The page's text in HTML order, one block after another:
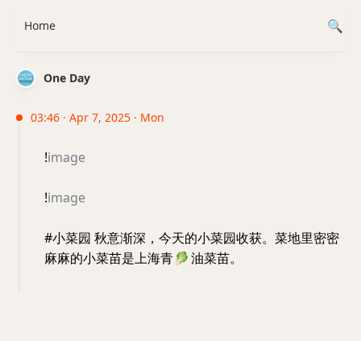
One Day
03:46 · Apr 7, 2025 · Mon
!image
!image
#小菜园 秋意渐深，今天的小菜园收获。菜地里密密
麻麻的小菜苗是上海青🥬油菜苗。
Home